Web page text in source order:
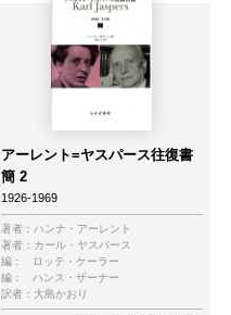
アーレント=ヤスパース往復書
簡 2
1926-1969
著者： ハンナ・アーレント
著者： カール・ヤスパース
編：
ロッテ・ケーラー
編：
ハンス・ザーナー
訳者： 大島かおり